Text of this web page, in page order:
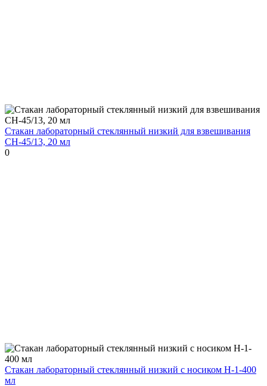
Стакан лабораторный стеклянный низкий для взвешивания
СН-45/13, 20 мл
0
Стакан лабораторный стеклянный низкий с носиком Н-1-400
мл